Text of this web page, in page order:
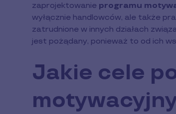
zaprojektowanie programu
wyłącznie handlowców, ale także
zatrudnione w innych działach
jest pożądany, ponieważ to od ich
Jakie cele